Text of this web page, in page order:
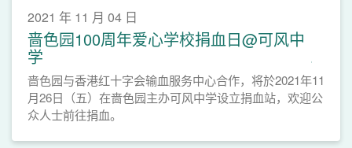
2021 年 11 月 04 日
啬色园100周年爱心学校捐血日@可风中
学
啬色园与香港红十字会输血服务中心合作，将於2021年11
月26日（五）在啬色园主办可风中学设立捐血站，欢迎公
众人士前往捐血。